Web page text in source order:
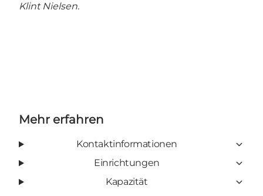
Klint Nielsen.
Mehr erfahren
Kontaktinformationen
Einrichtungen
Kapazität